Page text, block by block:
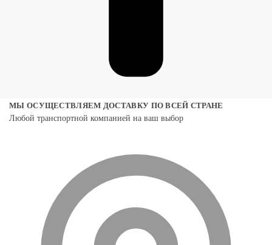
МЫ ОСУЩЕСТВЛЯЕМ ДОСТАВКУ ПО ВСЕЙ СТРАНЕ
Любой транспортной компанией на ваш выбор